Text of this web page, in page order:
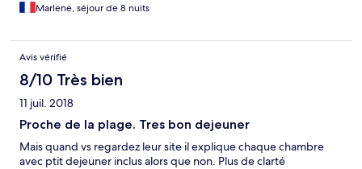
Marlene, séjour de 8 nuits
Avis vérifié
8/10 Très bien
11 juil. 2018
Proche de la plage. Tres bon dejeuner
Mais quand vs regardez leur site il explique chaque chambre
avec ptit dejeuner inclus alors que non. Plus de clarté